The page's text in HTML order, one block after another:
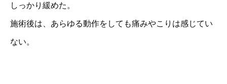
しっかり緩めた。
施術後は、あらゆる動作をしても痛みやこりは感じてい
ない。